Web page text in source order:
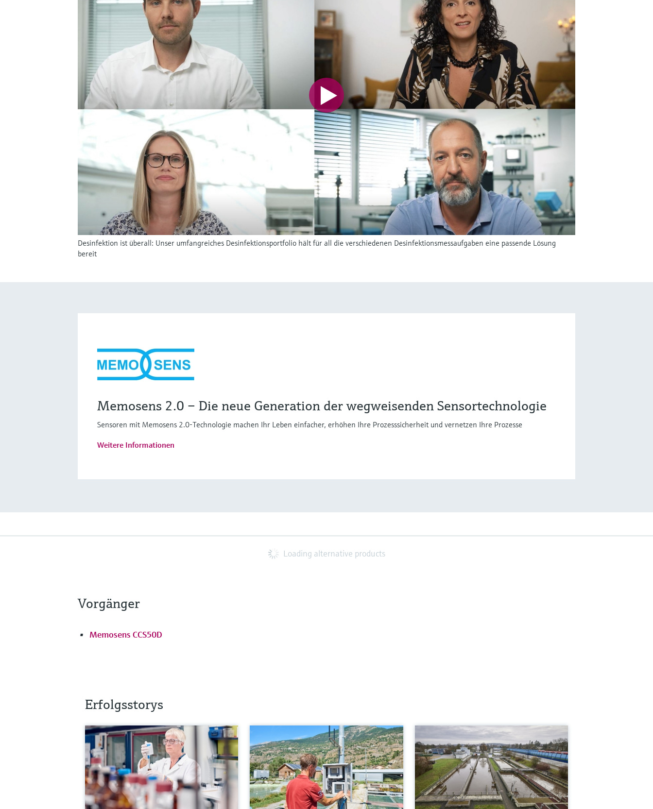
Desinfektion ist überall: Unser umfangreiches Desinfektionsportfolio hält für all die verschiedenen Desinfektionsmessaufgaben eine passende Lösung
bereit
Memosens 2.0 – Die neue Generation der wegweisenden Sensortechnologie
Sensoren mit Memosens 2.0-Technologie machen Ihr Leben einfacher, erhöhen Ihre Prozesssicherheit und vernetzen Ihre Prozesse
Weitere Informationen
Loading alternative products
Vorgänger
Memosens CCS50D
Erfolgsstorys